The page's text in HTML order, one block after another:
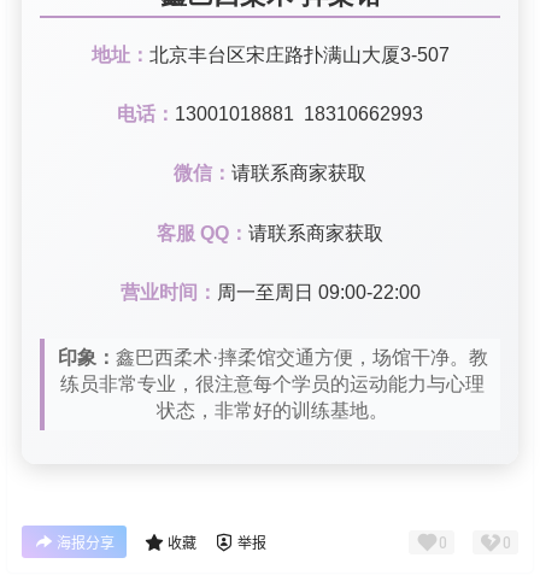
地址： 北京丰台区宋庄路扑满山大厦3-507
电话： 13001018881 18310662993
微信： 请联系商家获取
客服 QQ： 请联系商家获取
营业时间： 周一至周日 09:00-22:00
印象： 鑫巴西柔术·摔柔馆交通方便，场馆干净。教
练员非常专业，很注意每个学员的运动能力与心理
状态，非常好的训练基地。
海报分享 收藏 举报 0 0